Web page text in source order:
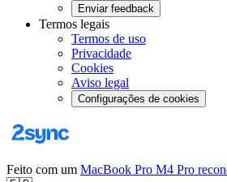
Enviar feedback
Termos legais
Termos de uso
Privacidade
Cookies
Aviso legal
Configurações de cookies
Feito com um MacBook Pro M4 Pro